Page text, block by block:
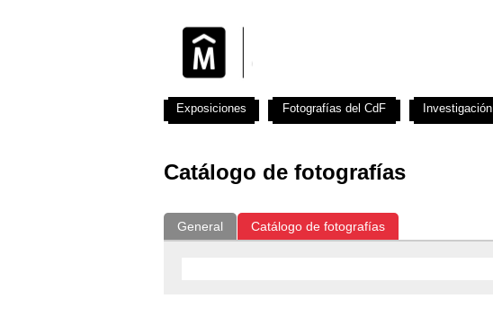
Catálogo de fotografías
General Catálogo de fotografías
Exposiciones Fotografías del CdF Investigación